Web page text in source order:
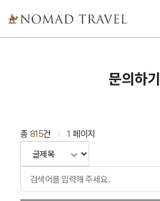
문의하기
총 815건 1 페이지